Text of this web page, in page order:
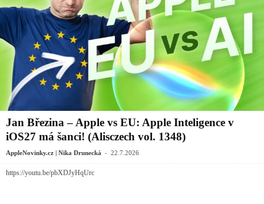
Jan Březina – Apple vs EU: Apple Inteligence v
iOS27 má šanci! (Alisczech vol. 1348)
AppleNovinky.cz | Nika Drunecká - 22.7.2026
https://youtu.be/pbXDJyHqUrc